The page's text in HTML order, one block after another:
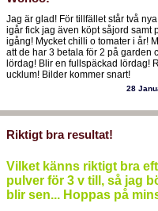
Jag är glad! För tillfället står två
igår fick jag även köpt såjord samt
igång! Mycket chilli o tomater i år!
att de har 3 betala för 2 på garden
lördag! Blir en fullspäckad lördag!
ucklum! Bilder kommer snart!
28
Riktigt bra resultat!
Vilket känns riktigt bra
pulver för 3 v till, så jag
blir sen... Hoppas på